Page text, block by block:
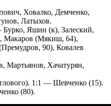
Ховалко, Демченко,
Латыхов.
Яшин (к), Залеский,
Макаров (Мякиш, 64),
90), Ковалев
Мартьянов, Хачатурян,
1:1 — Шевченко (15).
(80).